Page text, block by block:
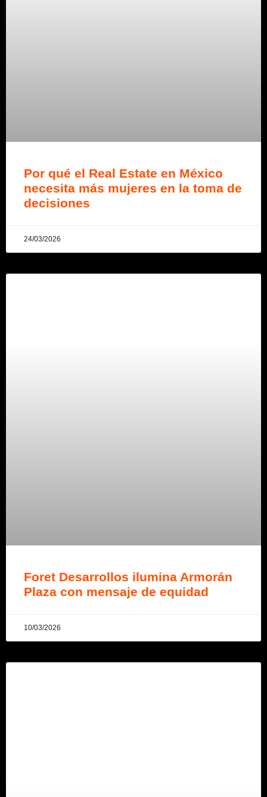
Por qué el Real Estate en México
necesita más mujeres en la toma de
decisiones
24/03/2026
Foret Desarrollos ilumina Armorán
Plaza con mensaje de equidad
10/03/2026